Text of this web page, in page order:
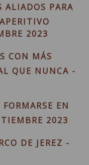
ALIADOS PARA
2023
CON MÁS
QUE NUNCA -
EN
2023
DE JEREZ -